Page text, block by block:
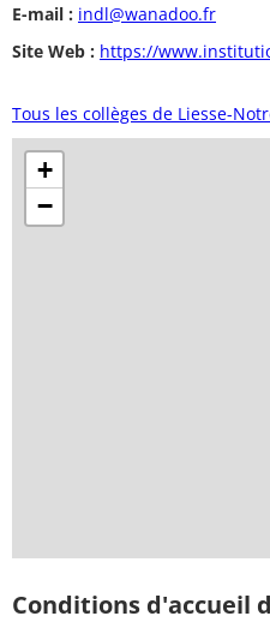
E-mail : indl@wanadoo.fr
Site Web : https://
Tous les collèges de Liesse-
+
−
Conditions d'accueil